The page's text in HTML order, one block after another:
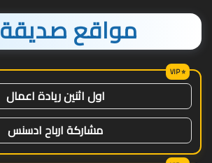
مواقع صديقة
اول اثنين ريادة اعمال
مشاركة ارباح ادسنس